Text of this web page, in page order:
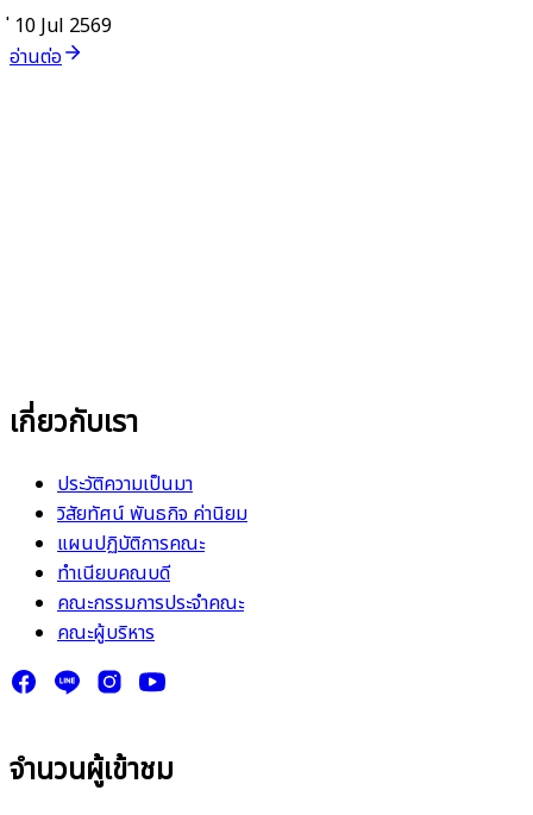
่ 10 Jul 2569
อ่านต่อ
เกี่ยวกับเรา
ประวัติความเป็นมา
วิสัยทัศน์ พันธกิจ ค่านิยม
แผนปฏิบัติการคณะ
ทำเนียบคณบดี
คณะกรรมการประจำคณะ
คณะผู้บริหาร
จำนวนผู้เข้าชม